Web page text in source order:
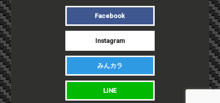
Facebook
Instagram
みんカラ
LINE